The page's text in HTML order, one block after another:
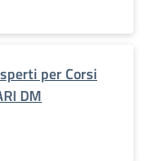
per Corsi
DM